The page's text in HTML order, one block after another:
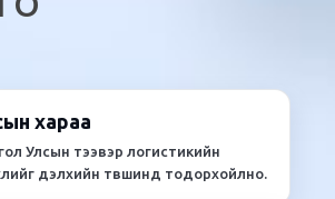
хараа
Улсын тээвэр логистикийн
дэлхийн түвшинд тодорхойлно.
1
2
1
2
00